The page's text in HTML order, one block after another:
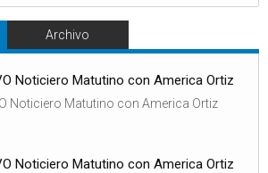
Archivo
Noticiero Matutino con America Ortiz
Noticiero Matutino con America Ortiz
Noticiero Matutino con America Ortiz